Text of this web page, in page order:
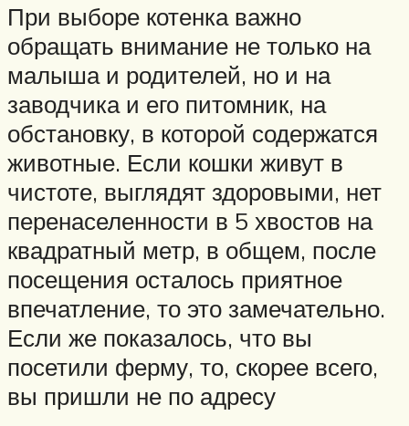
При выборе котенка важно
обращать внимание не только на
малыша и родителей, но и на
заводчика и его питомник, на
обстановку, в которой содержатся
животные. Если кошки живут в
чистоте, выглядят здоровыми, нет
перенаселенности в 5 хвостов на
квадратный метр, в общем, после
посещения осталось приятное
впечатление, то это замечательно.
Если же показалось, что вы
посетили ферму, то, скорее всего,
вы пришли не по адресу